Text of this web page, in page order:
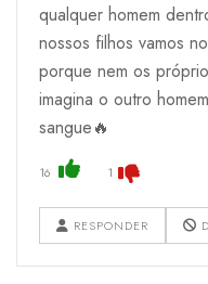
qualquer homem
nossos filhos vamos
porque nem os
imagina o outro
sangue🔥
16 1
RESPONDER